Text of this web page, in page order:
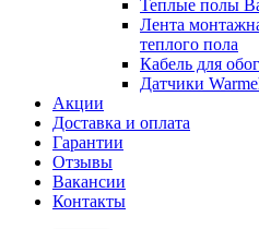
Теплые полы
Лента
теплого пола
Кабель для
Датчики
Акции
Доставка и оплата
Гарантии
Отзывы
Вакансии
Контакты